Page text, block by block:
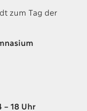
zum Tag der
– 18 Uhr